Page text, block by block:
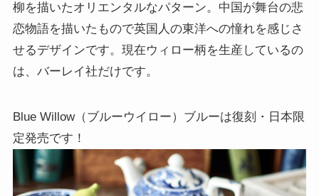
柳を描いたオリエンタルなパターン。中国が舞台の悲
恋物語を描いたもので英国人の東洋への憧れを感じさ
せるデザインです。現在ウィロー柄を生産しているの
は、バーレイ社だけです。
Blue Willow（ブルーウイロー）ブルーは復刻・日本限
定発売です！